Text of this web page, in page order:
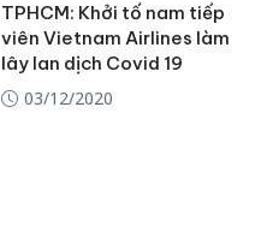
TPHCM: Khởi tố nam tiếp
viên Vietnam Airlines làm
lây lan dịch Covid 19
03/12/2020